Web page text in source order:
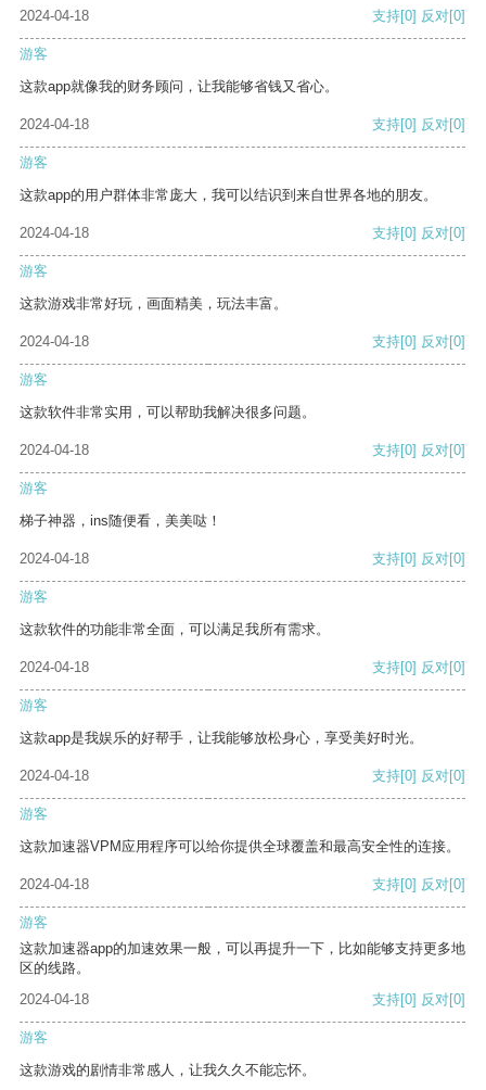
2024-04-18
支持[0] 反对[0]
游客
这款app就像我的财务顾问，让我能够省钱又省心。
2024-04-18 支持[0] 反对[0]
游客
这款app的用户群体非常庞大，我可以结识到来自世界各地的朋友。
2024-04-18 支持[0] 反对[0]
游客
这款游戏非常好玩，画面精美，玩法丰富。
2024-04-18 支持[0] 反对[0]
游客
这款软件非常实用，可以帮助我解决很多问题。
2024-04-18 支持[0] 反对[0]
游客
梯子神器，ins随便看，美美哒！
2024-04-18 支持[0] 反对[0]
游客
这款软件的功能非常全面，可以满足我所有需求。
2024-04-18 支持[0] 反对[0]
游客
这款app是我娱乐的好帮手，让我能够放松身心，享受美好时光。
2024-04-18 支持[0] 反对[0]
游客
这款加速器VPM应用程序可以给你提供全球覆盖和最高安全性的连接。
2024-04-18 支持[0] 反对[0]
游客
这款加速器app的加速效果一般，可以再提升一下，比如能够支持更多地
区的线路。
2024-04-18
支持[0] 反对[0]
游客
这款游戏的剧情非常感人，让我久久不能忘怀。